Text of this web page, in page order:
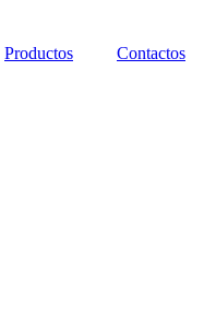
Productos
Contactos